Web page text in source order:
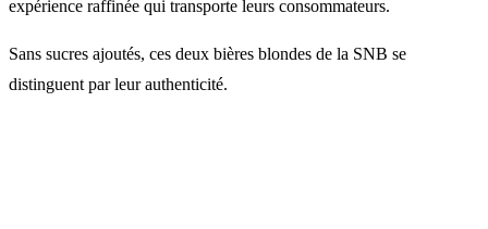
expérience raffinée qui transporte leurs consommateurs.
Sans sucres ajoutés, ces deux bières blondes de la SNB se
distinguent par leur authenticité.